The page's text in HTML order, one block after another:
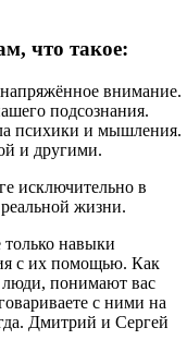
что такое:
внимание.
подсознания.
психики и мышления.
и другими.
исключительно в
жизни.
навыки
с их помощью. Как
люди, понимают вас
с ними на
Дмитрий и Сергей